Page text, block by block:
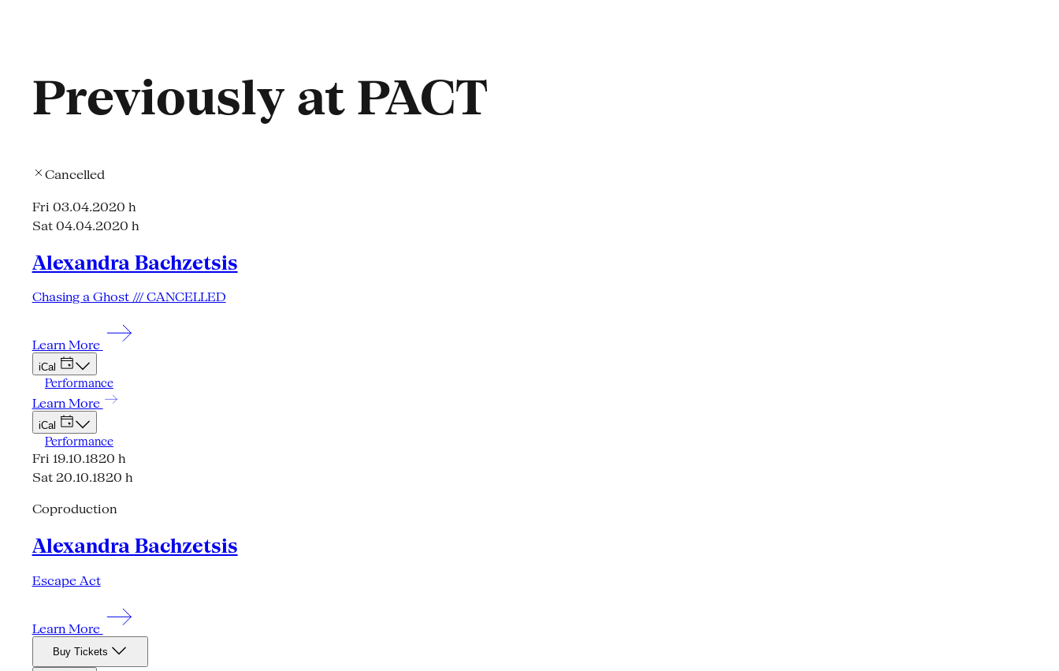
Previously at PACT
Cancelled
Fri 03.04.2020 h
Sat 04.04.2020 h
Alexandra Bachzetsis
Chasing a Ghost /// CANCELLED
Learn More
iCal
Performance
Learn More
iCal
Performance
Fri 19.10.1820 h
Sat 20.10.1820 h
Coproduction
Alexandra Bachzetsis
Escape Act
Learn More
Buy Tickets